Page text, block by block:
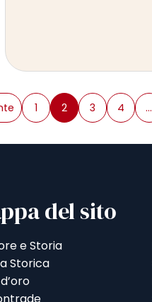
1 2 3 4 …
del sito
e Storia
Storica